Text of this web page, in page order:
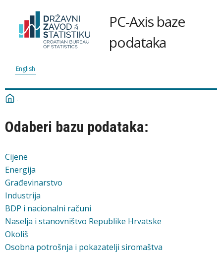
PC-Axis baze
podataka
English
Odaberi bazu podataka:
Cijene
Energija
Građevinarstvo
Industrija
BDP i nacionalni računi
Naselja i stanovništvo Republike Hrvatske
Okoliš
Osobna potrošnja i pokazatelji siromaštva